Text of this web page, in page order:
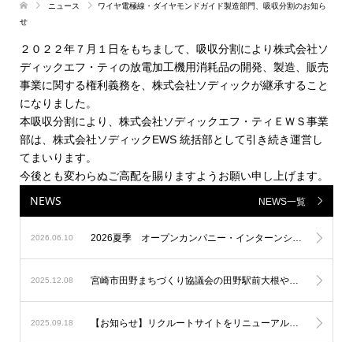
ニュース
ワイヤ電極線・ダイヤモンドガイド製造部門、吸収分割のお知ら
せ
２０２２年７月１日をもちまして、吸収分割により株式会社ソ
ディックエフ・ティの放電加工機用消耗品の開発、製造、販売
事業に関する権利義務を、株式会社ソディックが継承すること
になりました。
本吸収分割により、株式会社ソディックエフ・ティＥＷＳ事業
部は、株式会社ソディックEWS 統括部として引き続き運営し
てまいります。
今後とも変わらぬご高配を賜りますようお願い申し上げます。
NEWS NEWS一覧
2026.06.10 2026夏季 オープンカンパニー・インターンシップの募集を開始しました！
2025.12.08 宮崎市田野まちづくり協議会の田野駅前大根やぐら等イルミネーションに参加
2025.09.18 【お知らせ】リクルートサイトをリニューアルしました！